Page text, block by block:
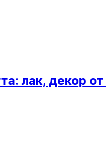
лак, декор